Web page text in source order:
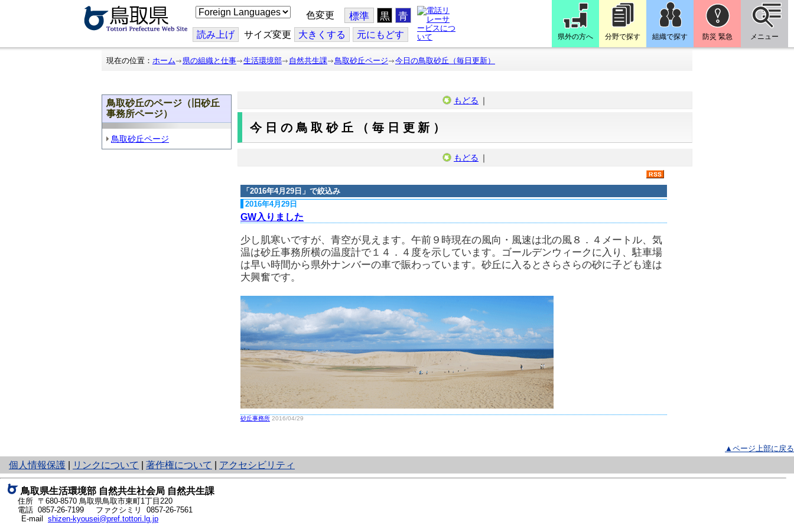
こ
の
ジ
を
翻
色変更 標準 黒 青
読み上げ サイズ変更 大きくする 元にもどす 県外の方へ 分野で探す 組織で探す 防災 緊急 メニュー
現在の位置： ホーム 県の組織と仕事 生活環境部 自然共生課 鳥取砂丘ページ 今日の鳥取砂丘（毎日更新）
鳥取砂丘のページ（旧砂丘
事務所ページ）
鳥取砂丘ページ
もどる ｜
今日の鳥取砂丘（毎日更新）
もどる ｜
「 2016年4月29日 」で絞込み
2016年4月29日
GW入りました
少し肌寒いですが、青空が見えます。午前９時現在の風向・風速は北の風８．４メートル、気
温は砂丘事務所横の温度計で１４．４度を示しています。ゴールデンウィークに入り、駐車場
は早い時間から県外ナンバーの車で賑わっています。砂丘に入るとさらさらの砂に子ども達は
大興奮です。
砂丘事務所 2016/04/29
▲ページ上部に戻る
個人情報保護
と
り
ネ
ッ
ト
へ
リンクについて 著作権について アクセシビリティ
鳥取県生活環境部 自然共生社会局 自然共生課
住所 〒680-8570 鳥取県鳥取市東町1丁目220
電話 0857-26-7199
ファクシミリ 0857-26-7561
E-mail shizen-kyousei@pref.tottori.lg.jp